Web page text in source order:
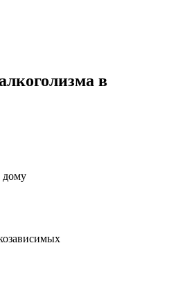
в
дому